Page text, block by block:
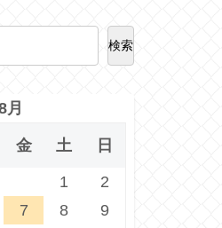
検索
月
金 土 日
1
2
7 8
9